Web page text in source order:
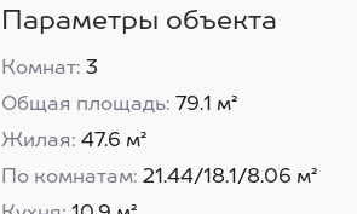
Параметры объекта
Комнат: 3
Общая площадь: 79.1 м²
Жилая: 47.6 м²
По комнатам: 21.44/18.1/8.06 м²